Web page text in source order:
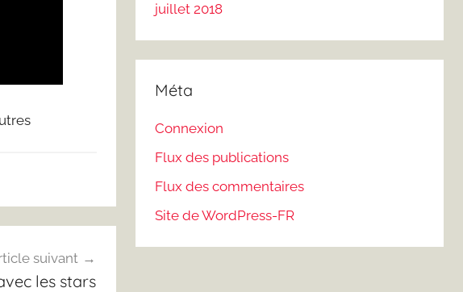
suivant
les stars
juillet 2018
Méta
Connexion
Flux des publications
Flux des commentaires
Site de WordPress-FR